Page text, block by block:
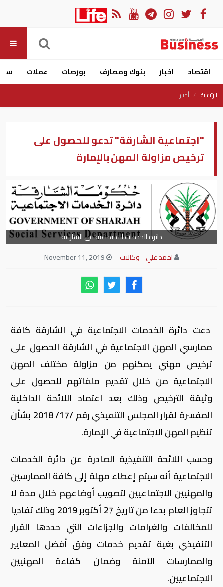
اقتصاد اخبار بنوك ومصارف بورصات عملات
الرئيسية أخبار
"اجتماعية الشارقة" تدعو للحصول على
ترخيص مزاولة المهن بالإمارة
دائرة الخدمات الاجتماعية في الشارقة
احمد علي - وكالات
دعت دائرة الخدمات الاجتماعية في الشارقة كافة
ممارسي المهن الاجتماعية في الشارقة الحصول على
ترخيص مهني يمكنهم من مزاولة مختلف المهن
الاجتماعية من خلال تقديم ملفاتهم للحصول على
وثيقة الترخيص وذلك بعد اعتماد اللائحة الداخلية
المفسرة لقرار المجلس التنفيذي رقم /17/ 2018 بشأن
تنظيم المهن الاجتماعية في الإمارة.
وحسب اللائحة التنفيذية الصادرة عن دائرة الخدمات
الاجتماعية أنه سيتم إعطاء مهلة إلى كافة الممارسين
والمهنيين الاجتماعيين لتصويب أوضاعهم خلال مدة لا
تتجاوز العام بدءاً من تاريخ 27 أكتوبر 2019 وذلك تفادياً
للمخالفات والغرامات والجزاءات التي حددها القرار
التنفيذي بغية تقديم خدمات وفق أفضل المعايير
والممارسات الآمنة وضمان كفاءة المهنيين
الاجتماعيين.